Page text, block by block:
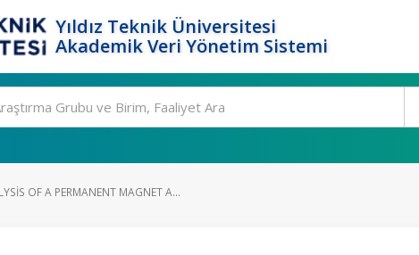
Yıldız Teknik Üniversitesi
Akademik Veri Yönetim Sistemi
OF A PERMANENT MAGNET A...